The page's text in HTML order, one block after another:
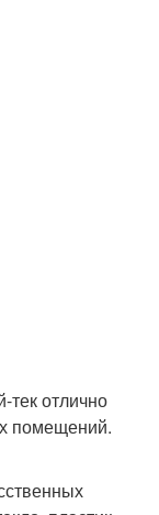
отлично
помещений.